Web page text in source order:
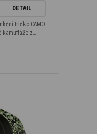
DETAIL
tričko CAMO
kamufláže z…